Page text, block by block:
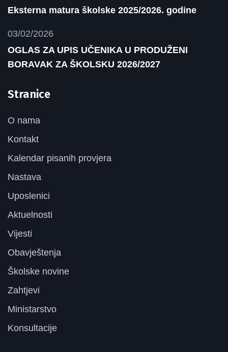
Eksterna matura školske 2025/2026. godine
03/02/2026
OGLAS ZA UPIS UČENIKA U PRODUŽENI
BORAVAK ZA ŠKOLSKU 2026/2027
Stranice
O nama
Kontakt
Kalendar pisanih provjera
Nastava
Uposlenici
Aktuelnosti
Vijesti
Obavještenja
Školske novine
Zahtjevi
Ministarstvo
Konsultacije